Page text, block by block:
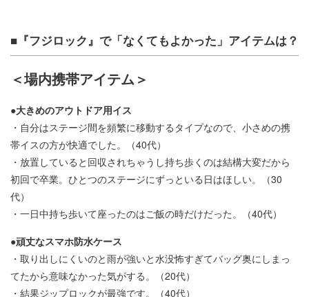
■『フジロック』で「なくてもよかった」アイテムは？
＜場内携帯アイテム＞
●大きめのアウトドア用イス
・自分はステージ間を頻繁に移動するタイプなので、小さめの携
帯イスの方が快適でした。（40代）
・放置していると回収されちゃうし持ち歩くのは結構大変だから
初回で卒業。ひとつのステージにずっといる日はほしい。（30
代）
・一日中持ち歩いて座ったのはご飯の時だけだった。（40代）
●頑丈なスマホ防水ケース
・取り出しにくいのと雨が強いと水没怖すぎてバッグ奥にしまっ
てたから意味なかった気がする。（20代）
・結果ジップロックが最強です。（40代）